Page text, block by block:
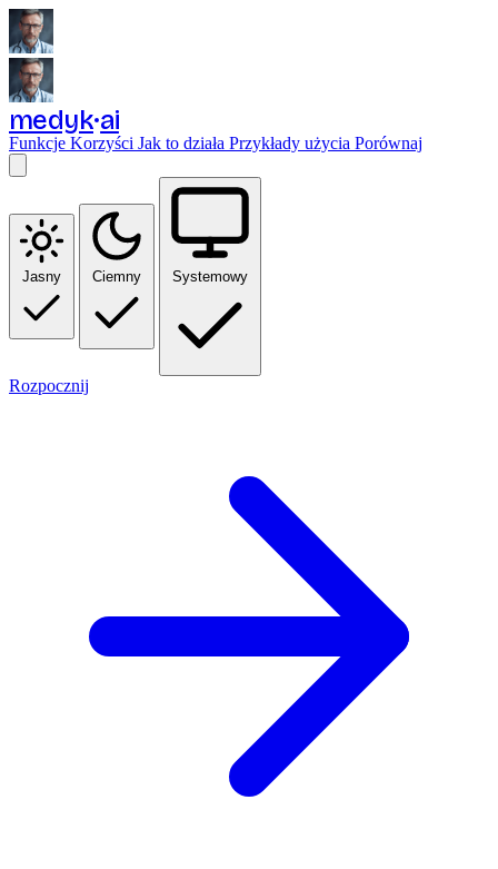
medyk ai
Funkcje Korzyści Jak to działa Przykłady użycia Porównaj
Jasny Ciemny Systemowy
Rozpocznij